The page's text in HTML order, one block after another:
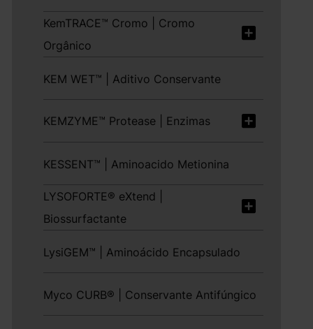
KemTRACE™ Cromo | Cromo
Orgânico
KEM WET™ | Aditivo Conservante
KEMZYME™ Protease | Enzimas
KESSENT™ | Aminoacido Metionina
LYSOFORTE® eXtend |
Biossurfactante
LysiGEM™ | Aminoácido Encapsulado
Myco CURB® | Conservante Antifúngico